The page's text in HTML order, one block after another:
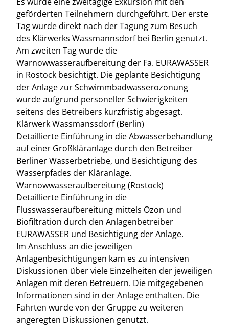
geförderten Teilnehmern durchgeführt. Der erste
Tag wurde direkt nach der Tagung zum Besuch
des Klärwerks Wassmannsdorf bei Berlin genutzt.
Am zweiten Tag wurde die
Warnowwasseraufbereitung der Fa. EURAWASSER
in Rostock besichtigt. Die geplante Besichtigung
der Anlage zur Schwimmbadwasserozonung
wurde aufgrund personeller Schwierigkeiten
seitens des Betreibers kurzfristig abgesagt.
Klärwerk Wassmanssdorf (Berlin)
Detaillierte Einführung in die Abwasserbehandlung
auf einer Großkläranlage durch den Betreiber
Berliner Wasserbetriebe, und Besichtigung des
Wasserpfades der Kläranlage.
Warnowwasseraufbereitung (Rostock)
Detaillierte Einführung in die
Flusswasseraufbereitung mittels Ozon und
Biofiltration durch den Anlagenbetreiber
EURAWASSER und Besichtigung der Anlage.
Im Anschluss an die jeweiligen
Anlagenbesichtigungen kam es zu intensiven
Diskussionen über viele Einzelheiten der jeweiligen
Anlagen mit deren Betreuern. Die mitgegebenen
Informationen sind in der Anlage enthalten. Die
Fahrten wurde von der Gruppe zu weiteren
angeregten Diskussionen genutzt.